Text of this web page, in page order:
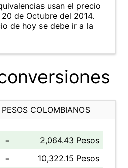
usan el precio
de Octubre del 2014.
de hoy se debe ir a la
COLOMBIANOS
=
2,064.43 Pesos
=
10,322.15 Pesos